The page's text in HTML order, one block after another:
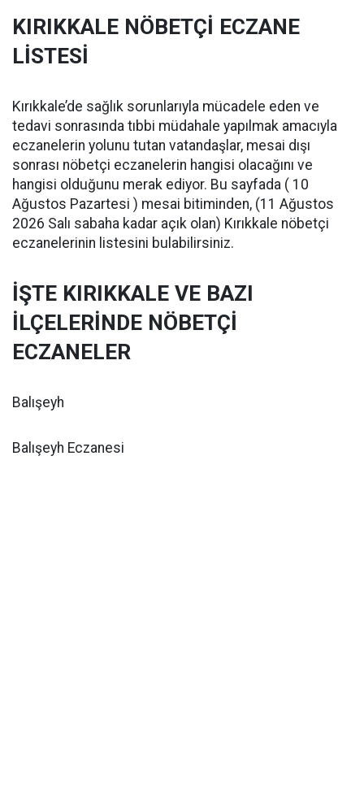
KIRIKKALE NÖBETÇİ ECZANE
LİSTESİ
Kırıkkale’de sağlık sorunlarıyla mücadele eden ve
tedavi sonrasında tıbbi müdahale yapılmak amacıyla
eczanelerin yolunu tutan vatandaşlar, mesai dışı
sonrası nöbetçi eczanelerin hangisi olacağını ve
hangisi olduğunu merak ediyor. Bu sayfada ( 10
Ağustos Pazartesi ) mesai bitiminden, (11 Ağustos
2026 Salı sabaha kadar açık olan) Kırıkkale nöbetçi
eczanelerinin listesini bulabilirsiniz.
İŞTE KIRIKKALE VE BAZI
İLÇELERİNDE NÖBETÇİ
ECZANELER
Balışeyh
Balışeyh Eczanesi